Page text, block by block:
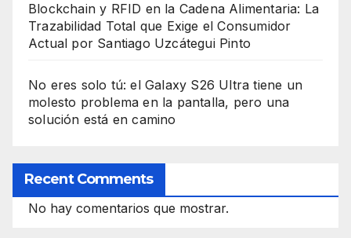
Blockchain y RFID en la Cadena Alimentaria: La
Trazabilidad Total que Exige el Consumidor
Actual por Santiago Uzcátegui Pinto
No eres solo tú: el Galaxy S26 Ultra tiene un
molesto problema en la pantalla, pero una
solución está en camino
Recent Comments
No hay comentarios que mostrar.